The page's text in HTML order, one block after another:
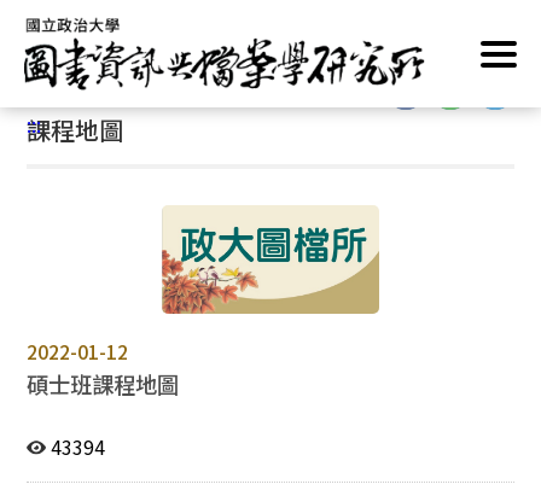
跳
到
主
要
內
首頁/學位修讀
:::
課程地圖
2022-01-12
碩士班課程地圖
43394